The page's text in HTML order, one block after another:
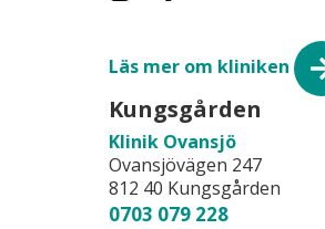
Läs mer om kliniken
Kungsgården
Klinik Ovansjö
Ovansjövägen 247
812 40 Kungsgården
0703 079 228